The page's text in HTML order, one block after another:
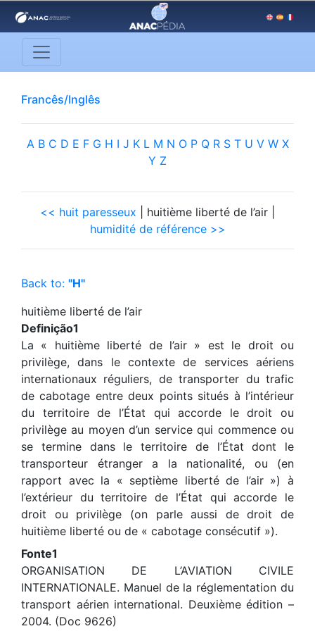
Francês/Inglês
A B C D E F G H I J K L M N O P Q R S T U V W X
Y Z
<< huit paresseux | huitième liberté de l’air |
humidité de référence >>
Back to: "H"
huitième liberté de l’air
Definição1
La « huitième liberté de l’air » est le droit ou
privilège, dans le contexte de services aériens
internationaux réguliers, de transporter du trafic
de cabotage entre deux points situés à l’intérieur
du territoire de l’État qui accorde le droit ou
privilège au moyen d’un service qui commence ou
se termine dans le territoire de l’État dont le
transporteur étranger a la nationalité, ou (en
rapport avec la « septième liberté de l’air ») à
l’extérieur du territoire de l’État qui accorde le
droit ou privilège (on parle aussi de droit de
huitième liberté ou de « cabotage consécutif »).
Fonte1
ORGANISATION DE L’AVIATION CIVILE
INTERNATIONALE. Manuel de la réglementation du
transport aérien international. Deuxième édition –
2004. (Doc 9626)